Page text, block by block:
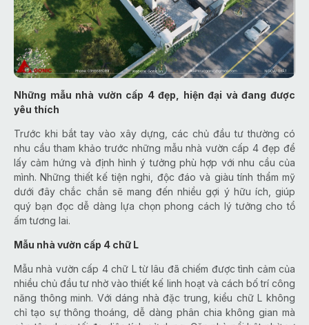
Những mẫu nhà vườn cấp 4 đẹp, hiện đại và đang được
yêu thích
Trước khi bắt tay vào xây dựng, các chủ đầu tư thường có
nhu cầu tham khảo trước những mẫu nhà vườn cấp 4 đẹp để
lấy cảm hứng và định hình ý tưởng phù hợp với nhu cầu của
mình. Những thiết kế tiện nghi, độc đáo và giàu tính thẩm mỹ
dưới đây chắc chắn sẽ mang đến nhiều gợi ý hữu ích, giúp
quý bạn đọc dễ dàng lựa chọn phong cách lý tưởng cho tổ
ấm tương lai.
Mẫu nhà vườn cấp 4 chữ L
Mẫu nhà vườn cấp 4 chữ L từ lâu đã chiếm được tình cảm của
nhiều chủ đầu tư nhờ vào thiết kế linh hoạt và cách bố trí công
năng thông minh. Với dáng nhà đặc trung, kiểu chữ L không
chỉ tạo sự thông thoáng, dễ dàng phân chia không gian mà